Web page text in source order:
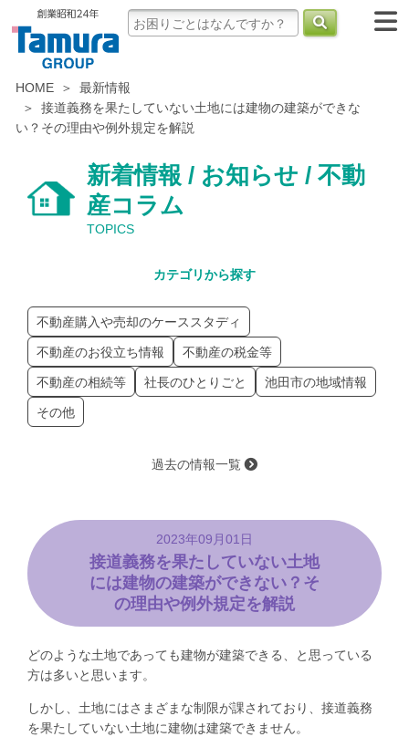
HOME
最新情報
接道義務を果たしていない土地には建物の建築ができな
い？その理由や例外規定を解説
新着情報 / お知らせ / 不動
産コラム
TOPICS
カテゴリから探す
不動産購入や売却のケーススタディ
不動産のお役立ち情報 不動産の税金等
不動産の相続等 社長のひとりごと 池田市の地域情報
その他
過去の情報一覧
2023年09月01日
接道義務を果たしていない土地
には建物の建築ができない？そ
の理由や例外規定を解説
どのような土地であっても建物が建築できる、と思っている
方は多いと思います。
しかし、土地にはさまざまな制限が課されており、接道義務
を果たしていない土地に建物は建築できません。